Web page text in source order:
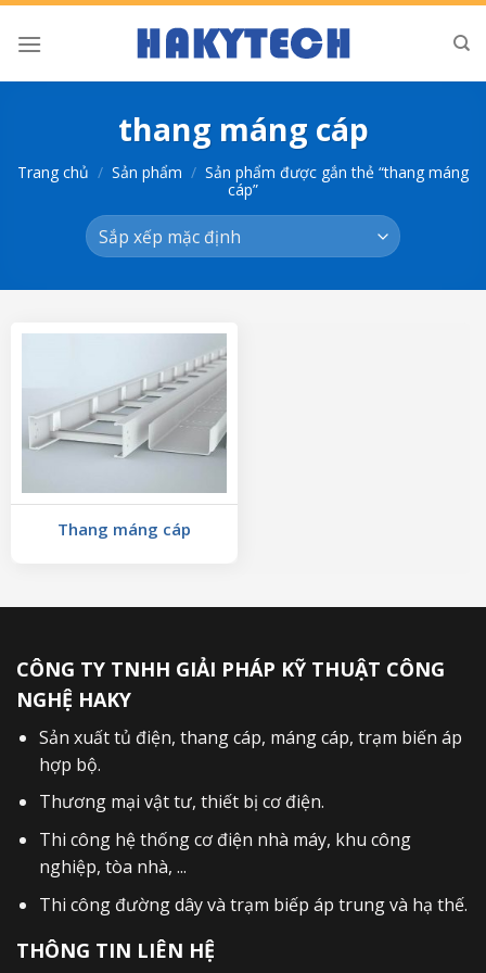
Bỏ
qua
thang máng cáp
Trang chủ / Sản phẩm / Sản phẩm được gắn thẻ “thang máng
cáp”
Thang máng cáp
CÔNG TY TNHH GIẢI PHÁP KỸ THUẬT CÔNG
NGHỆ HAKY
Sản xuấttủ điện, thang cáp, máng cáp, trạm biến áp
hợp bộ.
Thương mại vật tư, thiết bị cơ điện.
Thi công hệ thống cơ điện nhà máy, khu công
nghiệp, tòa nhà, ...
Thi công đường dây và trạm biếp áp trung và hạ thế.
THÔNG TIN LIÊN HỆ